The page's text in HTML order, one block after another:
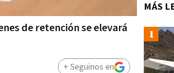
de retención se elevará
+ Seguinos en
MÁS